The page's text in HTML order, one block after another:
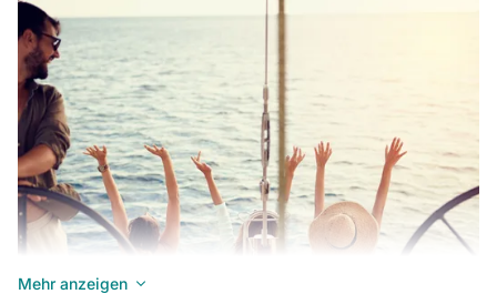
Mehr anzeigen